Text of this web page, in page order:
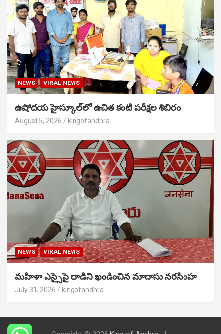
NEWS VIRAL NEWS
ఉషోదయ హైస్కూల్‌లో ఉచిత కంటి పరీక్షల శిబిరం
August 5, 2026 kingofandhra
NEWS VIRAL NEWS
మహిళా ఎస్సైపై దాడిని ఖండించిన మాదాసు నరసింహ
July 31, 2026 kingofandhra